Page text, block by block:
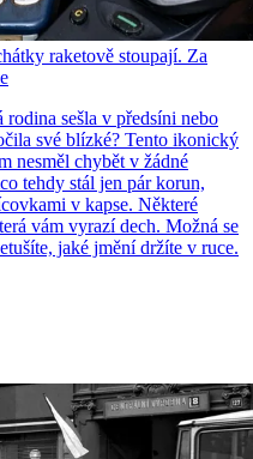
raketově stoupají. Za
sešla v předsíni nebo
své blízké? Tento ikonický
nesměl chybět v žádné
tehdy stál jen pár korun,
v kapse. Některé
vám vyrazí dech. Možná se
jaké jmění držíte v ruce.